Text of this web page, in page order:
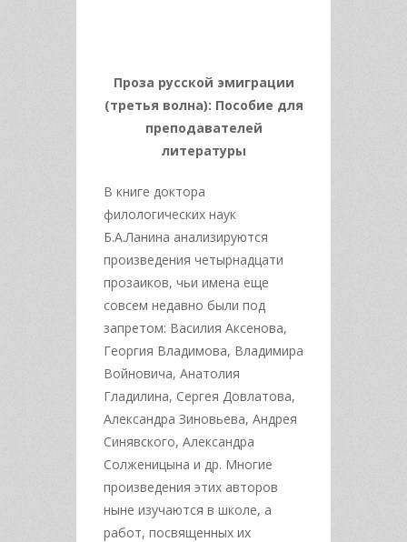
Проза русской эмиграции
(третья волна): Пособие для
преподавателей
литературы
В книге доктора
филологических наук
Б.А.Ланина анализируются
произведения четырнадцати
прозаиков, чьи имена еще
совсем недавно были под
запретом: Василия Аксенова,
Георгия Владимова, Владимира
Войновича, Анатолия
Гладилина, Сергея Довлатова,
Александра Зиновьева, Андрея
Синявского, Александра
Солженицына и др. Многие
произведения этих авторов
ныне изучаются в школе, а
работ, посвященных их